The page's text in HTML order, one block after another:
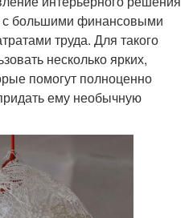
с большими финансовыми
труда. Для такого
несколько ярких,
помогут полноценно
ему необычную